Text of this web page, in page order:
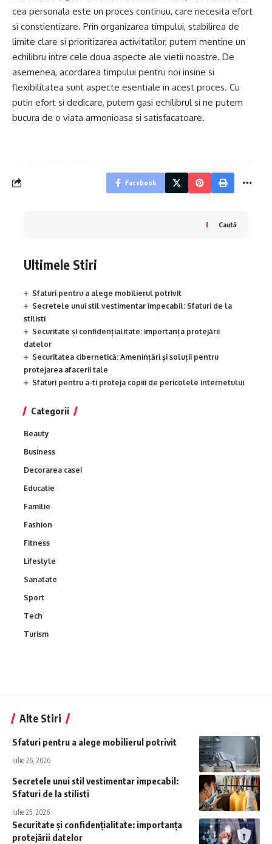
cea personala este un proces continuu, care necesita efort
si constientizare. Prin organizarea timpului, stabilirea de
limite clare si prioritizarea activitatilor, putem mentine un
echilibru intre cele doua aspecte ale vietii noastre. De
asemenea, acordarea timpului pentru noi insine si
flexibilitatea sunt aspecte esentiale in acest proces. Cu
putin efort si dedicare, putem gasi echilibrul si ne putem
bucura de o viata armonioasa si satisfacatoare.
Facebook
Caută
Ultimele Stiri
Sfaturi pentru a alege mobilierul potrivit
Secretele unui stil vestimentar impecabil: Sfaturi de la
stilisti
Securitate și confidențialitate: importanța protejării
datelor
Securitatea cibernetică: Amenințări și soluții pentru
protejarea afacerii tale
Sfaturi pentru a-ti proteja copiii de pericolele internetului
Categorii
Beauty
Business
Decorarea casei
Educatie
Familie
Fashion
Fitness
Lifestyle
Sanatate
Sport
Tech
Turism
Alte Stiri
Sfaturi pentru a alege mobilierul potrivit
iulie 26, 2026
Secretele unui stil vestimentar impecabil:
Sfaturi de la stilisti
iulie 25, 2026
Securitate și confidențialitate: importanța
protejării datelor